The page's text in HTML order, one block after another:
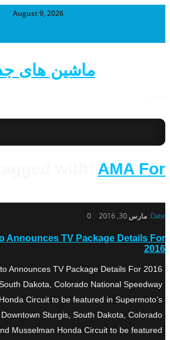
August 9, 2026
ماشین های
AMA For
Date: مارس 30, 2016 0
Announces TV Package Details For
2016
Announces TV Package Details For 2016
Dakota, Colorado National Speedway
Circuit to be featured in Supermoto’s
Sturgis, South Dakota, Colorado
Musselman Honda Circuit to be featured